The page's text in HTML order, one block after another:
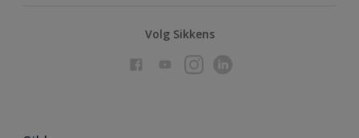
Volg Sikkens